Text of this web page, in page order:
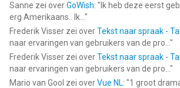
Sanne zei overGoWish: " Ik heb deze eerst
erg Amerikaans.. Ik... "
Frederik Visser zei overTekst naar spraak -
naar ervaringen van gebruikers van de pro... "
Frederik Visser zei overTekst naar spraak -
naar ervaringen van gebruikers van de pro... "
Mario van Gool zei overVue NL: "1 groot